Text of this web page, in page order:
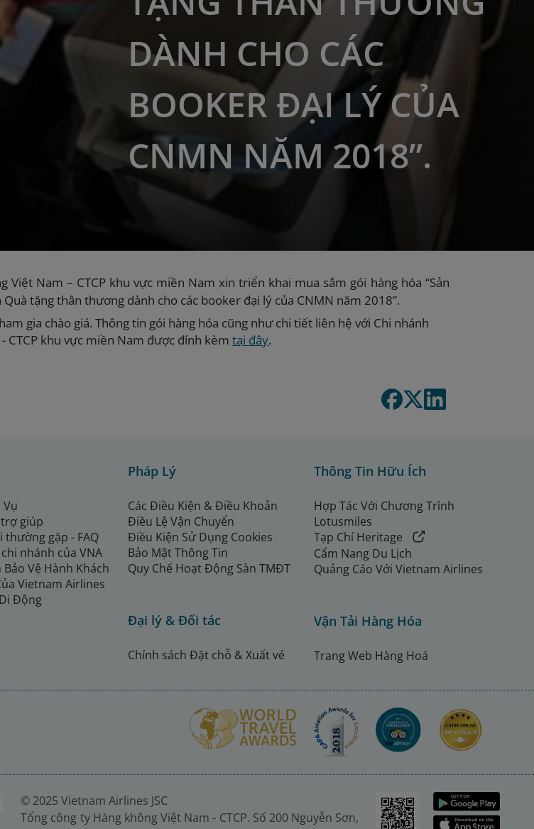
DÀNH CHO CÁC
BOOKER ĐẠI LÝ CỦA
CNMN NĂM 2018”.
Việt Nam – CTCP khu vực miền Nam xin triển khai mua sắm gói hàng hóa “Sản
tặng thân thương dành cho các booker đại lý của CNMN năm 2018”.
gia chào giá. Thông tin gói hàng hóa cũng như chi tiết liên hệ với Chi nhánh
CTCP khu vực miền Nam được đính kèmtại đây.
Vụ
giúp
thường gặp - FAQ
nhánh của VNA
Bảo Vệ Hành Khách
Vietnam Airlines
Động
Pháp Lý
Các Điều Kiện & Điều Khoản
Điều Lệ Vận Chuyển
Điều Kiện Sử Dụng Cookies
Bảo Mật Thông Tin
Quy Chế Hoạt Động Sàn TMĐT
Đại lý & Đối tác
Chính sách Đặt chỗ & Xuất vé
Thông Tin Hữu Ích
Hợp Tác Với Chương Trình
Lotusmiles
Tạp Chí Heritage
Cẩm Nang Du Lịch
Quảng Cáo Với Vietnam Airlines
Vận Tải Hàng Hóa
Trang Web Hàng Hoá
© 2025 Vietnam Airlines JSC
Tổng công ty Hàng không Việt Nam - CTCP. Số 200 Nguyễn Sơn,